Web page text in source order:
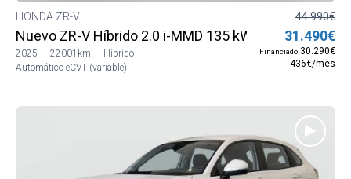
HONDA ZR-V
Nuevo ZR-V Híbrido 2.0 i-MMD 135 kW (184 CV) Sport
2025 22001km
Híbrido
Automático eCVT (variable)
44.990€
31.490€
Financiado 30.290€
436€/mes